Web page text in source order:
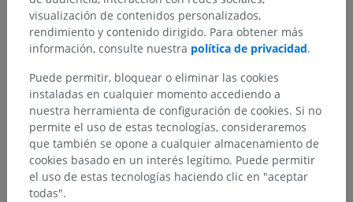
Anatomía humana 2
Cuerpo humano> Sistemas integradores>
Sistema nervioso> Sistema nervioso central>
Encéfalo> Tronco encefálico> Mesencéfalo >
Pedúnculo cerebral> Base del pedúnculo
Estructuras subyacentes:
Pie peduncular
Sustancia nigra
visualización de contenidos personalizados,
rendimiento y contenido dirigido. Para obtener más
información, consulte nuestra política de privacidad.
Puede permitir, bloquear o eliminar las cookies
instaladas en cualquier momento accediendo a
nuestra herramienta de configuración de cookies. Si no
permite el uso de estas tecnologías, consideraremos
que también se opone a cualquier almacenamiento de
cookies basado en un interés legítimo. Puede permitir
el uso de estas tecnologías haciendo clic en "aceptar
todas".